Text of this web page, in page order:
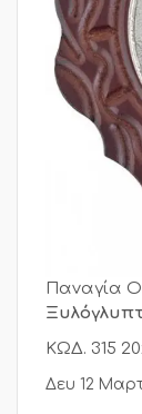
Παναγία
ΚΩΔ. 315
Δευ 12